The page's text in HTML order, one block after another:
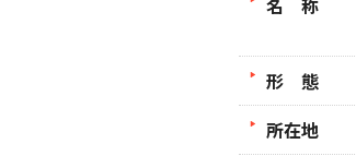
名 称
形 態
所在地